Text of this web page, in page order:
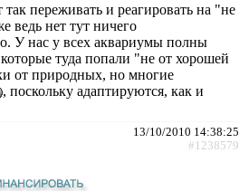
переживать и реагировать на "не
ведь нет тут ничего
У нас у всех аквариумы полны
туда попали "не от хорошей
от природных, но многие
, поскольку адаптируются, как и
13/10/2010 14:38:25
#1238579